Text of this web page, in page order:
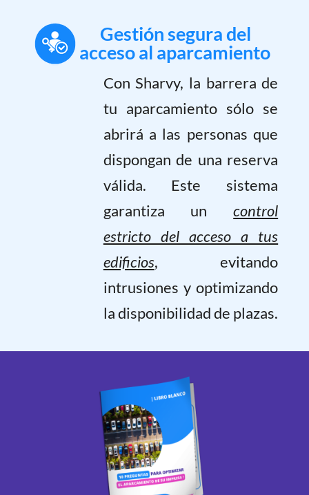
Gestión segura del
acceso al aparcamiento
Con Sharvy, la barrera de
tu aparcamiento sólo se
abrirá a las personas que
dispongan de una reserva
válida. Este sistema
garantiza uncontrol
estricto del acceso a tus
edificios, evitando
intrusiones y optimizando
la disponibilidad de plazas.